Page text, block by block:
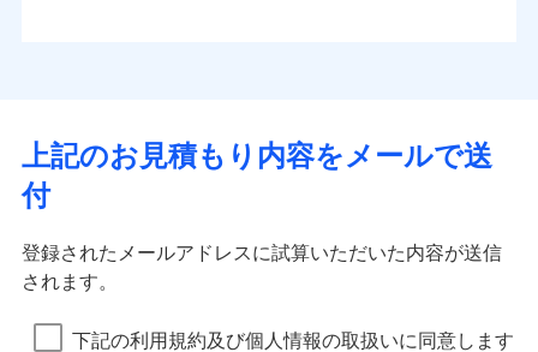
上記のお見積もり内容をメールで送
付
登録されたメールアドレスに試算いただいた内容が送信
されます。
下記の利用規約及び個人情報の取扱いに同意します